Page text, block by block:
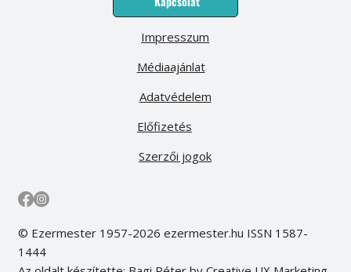
Médiaajánlat
Előfizetés
Impresszum
Adatvédelem
Szerzői jogok
© Ezermester 1957-2026 ezermester.hu ISSN 1587-
1444